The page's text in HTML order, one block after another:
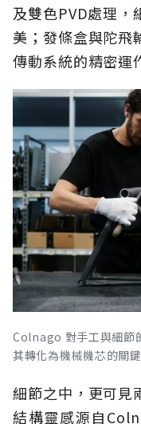
及雙色PVD處理，
美；發條盒與陀飛
傳動系統的精密運
Colnago 對手工與細節
其轉化為機械機芯的關
細節之中，更可見
結構靈感源自